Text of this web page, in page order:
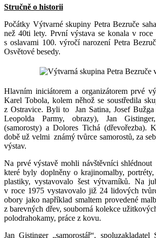
Stručně o historii
Počátky Výtvarné skupiny Petra Bezruče
než 40ti lety. První výstava se konala v roce
s oslavami 100. výročí narození Petra
Osvětové besedy.
Hlavním iniciátorem a organizátorem prvé
Karel Tobola, kolem něhož se soustředila
z Ostravice. Byli to Jan Satina, Josef
Leopolda Parmy, obrazy), Jan
(samorosty) a Dolores Tichá (dřevořezba).
době už velmi známý tvůrce samorostů, za
výstav.
Na prvé výstavě mohli návštěvníci shlédnout
které byly doplněny o krajinomalby, portréty,
plastiky, vystavovalo šest výtvarníků. Na
v roce 1975 vystavovalo již 24 lidových
obory jako například smaltem provedené
z barevných dřev, souborná kolekce
polodrahokamy, práce z kovu.
Jan Gistinger „samorostář“,